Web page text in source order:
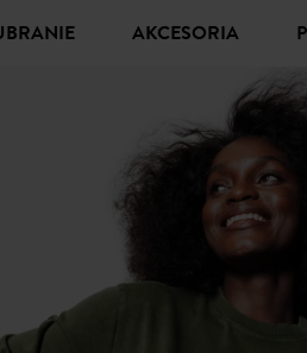
UBRANIE AKCESORIA